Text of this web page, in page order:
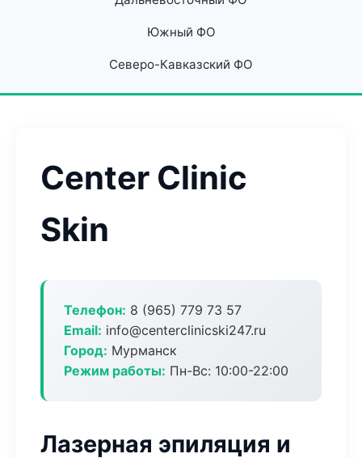
Южный ФО
Северо-Кавказский ФО
Center Clinic
Skin
Телефон: 8 (965) 779 73 57
Email: info@centerclinicski247.ru
Город: Мурманск
Режим работы: Пн-Вс: 10:00-22:00
Лазерная эпиляция и